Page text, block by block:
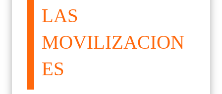
LAS
MOVILIZACION
ES